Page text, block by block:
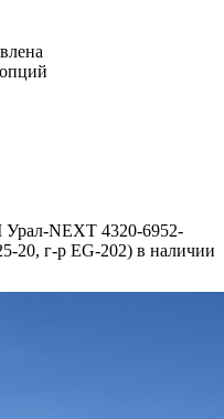
NEXT 4320-6952-
г-р EG-202) в наличии